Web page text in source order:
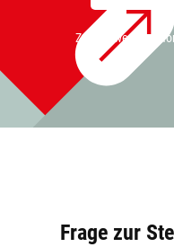
Zum
Frage zur